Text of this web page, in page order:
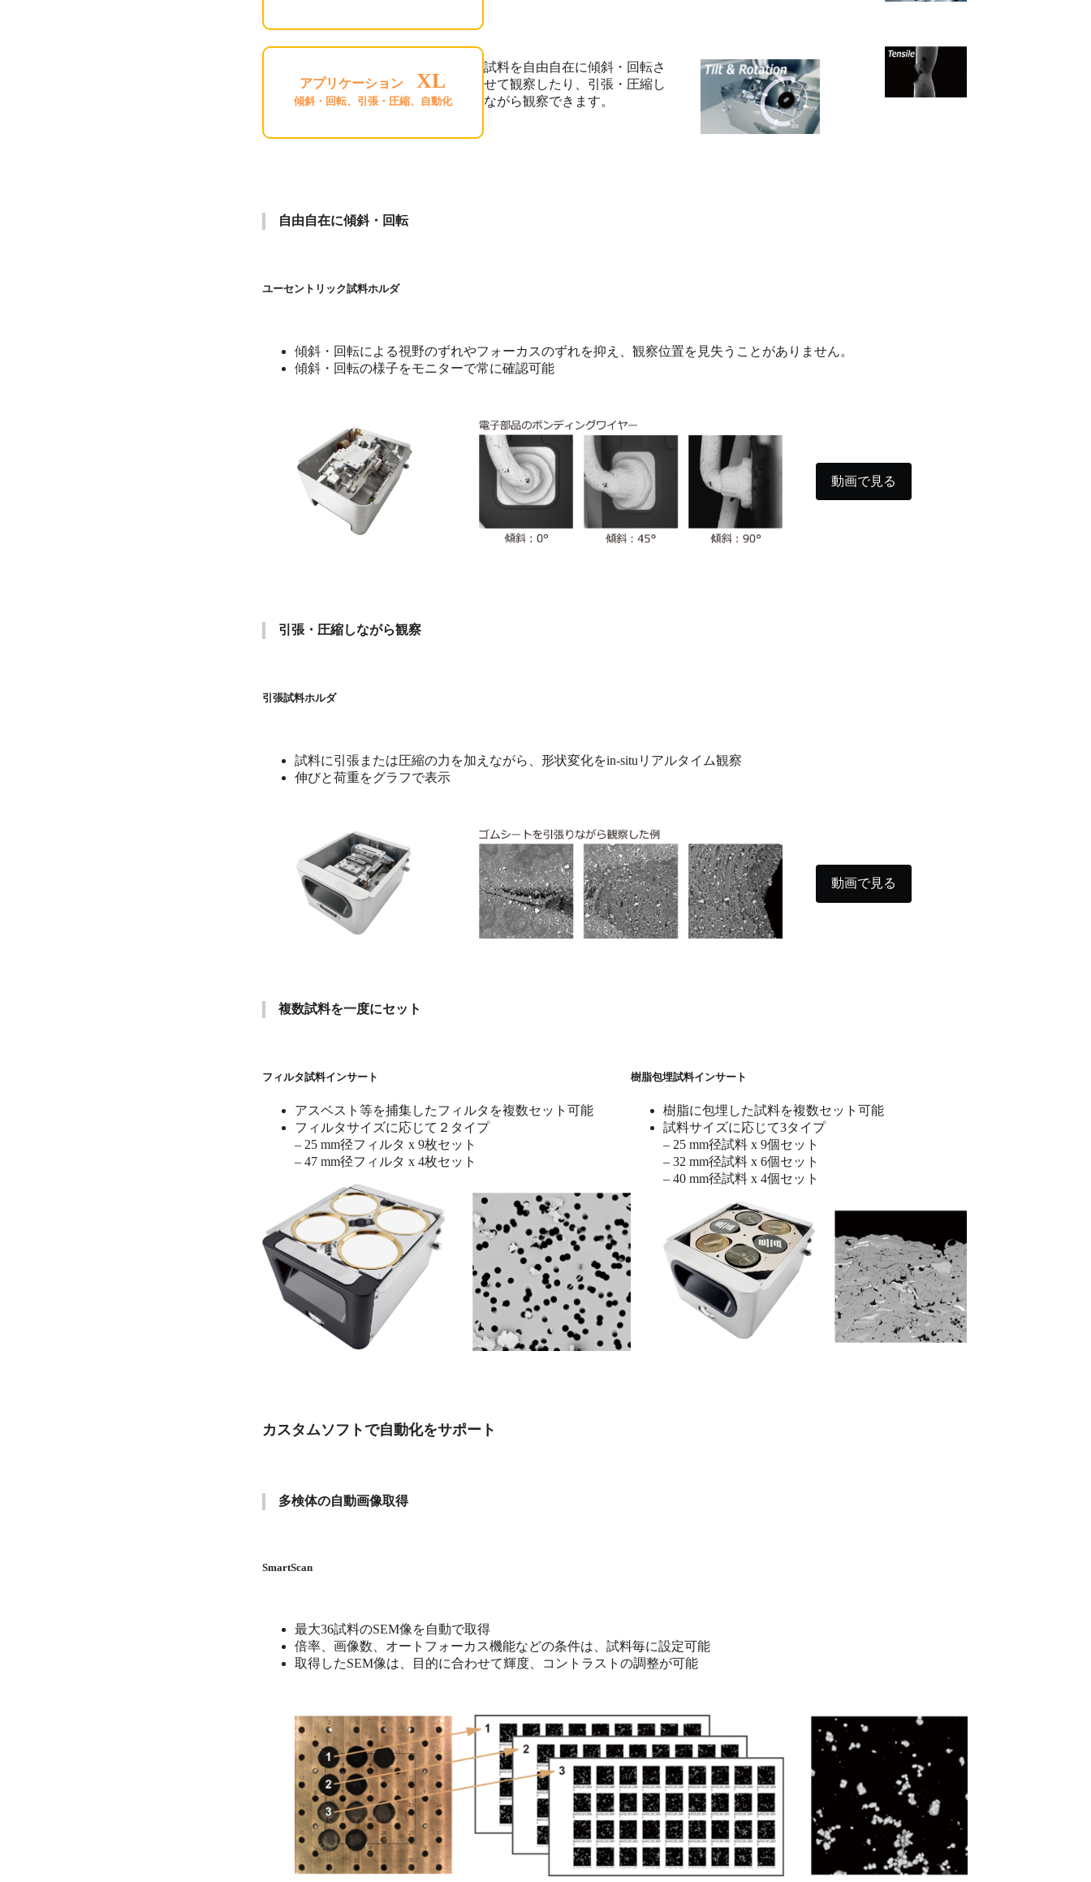
アプリケーション XL
傾斜・回転、引張・圧縮、自動化
試料を自由自在に傾斜・回転さ
せて観察したり、引張・圧縮し
ながら観察できます。
自由自在に傾斜・回転
ユーセントリック試料ホルダ
傾斜・回転による視野のずれやフォーカスのずれを抑え、観察位置を見失うことがありません。
傾斜・回転の様子をモニターで常に確認可能
動画で見る
引張・圧縮しながら観察
引張試料ホルダ
試料に引張または圧縮の力を加えながら、形状変化をin-situリアルタイム観察
伸びと荷重をグラフで表示
動画で見る
複数試料を一度にセット
フィルタ試料インサート
アスベスト等を捕集したフィルタを複数セット可能
フィルタサイズに応じて２タイプ
– 25 mm径フィルタ x 9枚セット
– 47 mm径フィルタ x 4枚セット
樹脂包埋試料インサート
樹脂に包埋した試料を複数セット可能
試料サイズに応じて3タイプ
– 25 mm径試料 x 9個セット
– 32 mm径試料 x 6個セット
– 40 mm径試料 x 4個セット
カスタムソフトで自動化をサポート
多検体の自動画像取得
SmartScan
最大36試料のSEM像を自動で取得
倍率、画像数、オートフォーカス機能などの条件は、試料毎に設定可能
取得したSEM像は、目的に合わせて輝度、コントラストの調整が可能